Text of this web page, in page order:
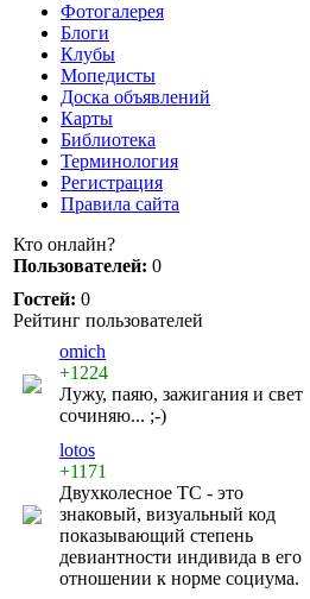
Фотогалерея
Блоги
Клубы
Мопедисты
Доска объявлений
Карты
Библиотека
Терминология
Регистрация
Правила сайта
Кто онлайн?
Пользователей: 0
Гостей: 0
Рейтинг пользователей
omich
+1224
Лужу, паяю, зажигания и свет
сочиняю... ;-)
lotos
+1171
Двухколесное ТС - это
знаковый, визуальный код
показывающий степень
девиантности индивида в его
отношении к норме социума.